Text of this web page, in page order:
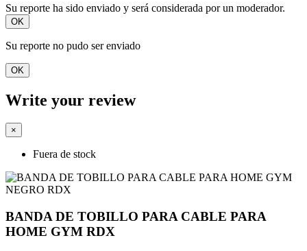
Su reporte ha sido enviado y será considerada por un moderador.
OK
Su reporte no pudo ser enviado
OK
Write your review
×
Fuera de stock
BANDA DE TOBILLO PARA CABLE PARA
HOME GYM RDX